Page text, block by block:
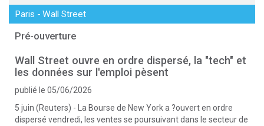
Paris - Wall Street
Pré-ouverture
Wall Street ouvre en ordre dispersé, la "tech" et
les données sur l'emploi pèsent
publié le 05/06/2026
5 juin (Reuters) - La Bourse de New York a ?ouvert en ordre
dispersé vendredi, les ventes se poursuivant dans le secteur de